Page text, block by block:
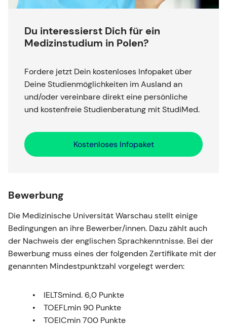
Du interessierst Dich für ein
Medizinstudium in Polen?
Fordere jetzt Dein kostenloses Infopaket über
Deine Studienmöglichkeiten im Ausland an
und/oder vereinbare direkt eine persönliche
und kostenfreie Studienberatung mit StudiMed.
Kostenloses Infopaket
Bewerbung
Die Medizinische Universität Warschau stellt einige
Bedingungen an ihre Bewerber/innen. Dazu zählt auch
der Nachweis der englischen Sprachkenntnisse. Bei der
Bewerbung muss eines der folgenden Zertifikate mit der
genannten Mindestpunktzahl vorgelegt werden:
IELTSmind. 6,0 Punkte
TOEFLmin 90 Punkte
TOEICmin 700 Punkte